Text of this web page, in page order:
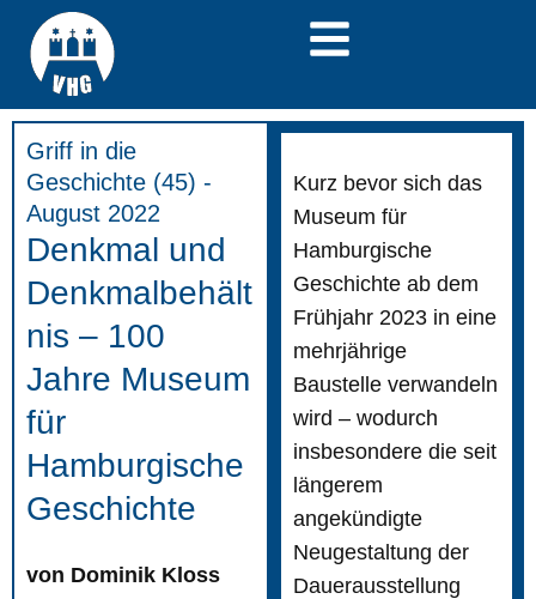
Griff in die
Geschichte (45) -
August 2022
Denkmal und
Denkmalbehält
nis – 100
Jahre Museum
für
Hamburgische
Geschichte
von Dominik Kloss
Kurz bevor sich das
Museum für
Hamburgische
Geschichte ab dem
Frühjahr 2023 in eine
mehrjährige
Baustelle verwandeln
wird – wodurch
insbesondere die seit
längerem
angekündigte
Neugestaltung der
Dauerausstellung